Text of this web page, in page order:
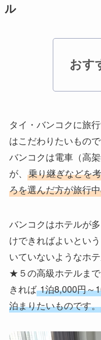
ル
おす
タイ・バンコクに旅
はこだわりたいもの
バンコクは電車（高
が、 乗り継ぎなどを
ろを選んだ方が旅行
バンコクはホテルが
けできればよいとい
いていないようなホ
★５の高級ホテルま
きれば1泊8,000円～
泊まりたいものです。